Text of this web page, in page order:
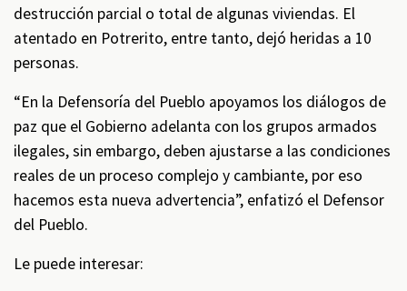
destrucción parcial o total de algunas viviendas. El
atentado en Potrerito, entre tanto, dejó heridas a 10
personas.
“En la Defensoría del Pueblo apoyamos los diálogos de
paz que el Gobierno adelanta con los grupos armados
ilegales, sin embargo, deben ajustarse a las condiciones
reales de un proceso complejo y cambiante, por eso
hacemos esta nueva advertencia”, enfatizó el Defensor
del Pueblo.
Le puede interesar: